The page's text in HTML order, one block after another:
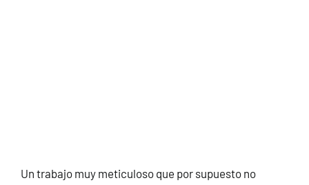
Un trabajo muy meticuloso que por supuesto no